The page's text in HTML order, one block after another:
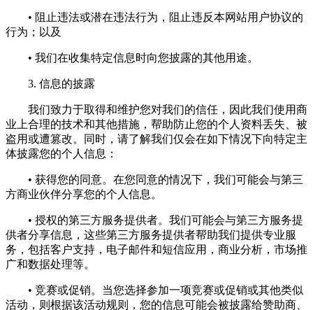
• 阻止违法或潜在违法行为，阻止违反本网站用户协议的
行为；以及
• 我们在收集特定信息时向您披露的其他用途。
3. 信息的披露
我们致力于取得和维护您对我们的信任，因此我们使用商
业上合理的技术和其他措施，帮助防止您的个人资料丢失、被
盗用或遭篡改。同时，请了解我们仅会在如下情况下向特定主
体披露您的个人信息：
• 获得您的同意。在您同意的情况下，我们可能会与第三
方商业伙伴分享您的个人信息。
• 授权的第三方服务提供者。我们可能会与第三方服务提
供者分享信息，这些第三方服务提供者帮助我们提供专业服
务，包括客户支持，电子邮件和短信应用，商业分析，市场推
广和数据处理等。
• 竞赛或促销。当您选择参加一项竞赛或促销或其他类似
活动，则根据该活动规则，您的信息可能会被披露给赞助商、